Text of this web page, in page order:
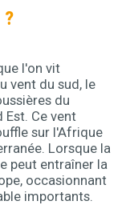
?
l'on vit
vent du sud, le
du
Est. Ce vent
sur l'Afrique
Lorsque la
peut entraîner la
occasionnant
importants.